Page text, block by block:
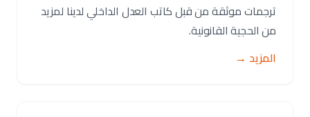
ترجمات موثقة من قبل كاتب العدل الداخلي لدينا لمزيد
من الحجية القانونية.
المزيد →